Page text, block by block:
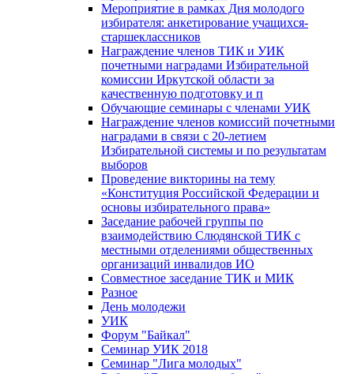
Мероприятие в рамках Дня молодого
избирателя: анкетирование учащихся-
старшеклассников
Награждение членов ТИК и УИК
почетными наградами Избирательной
комиссии Иркутской области за
качественную подготовку и п
Обучающие семинары с членами УИК
Награждение членов комиссий почетными
наградами в связи с 20-летием
Избирательной системы и по результатам
выборов
Проведение викторины на тему
«Конституция Российской Федерации и
основы избирательного права»
Заседание рабочей группы по
взаимодействию Слюдянской ТИК с
местными отделениями общественных
организаций инвалидов ИО
Совместное заседание ТИК и МИК
Разное
День молодежи
УИК
Форум "Байкал"
Семинар УИК 2018
Семинар "Лига молодых"